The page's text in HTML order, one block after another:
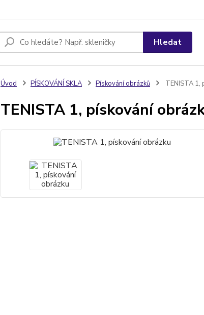
Hledat
Úvod PÍSKOVÁNÍ SKLA Pískování obrázků TENISTA 1,
TENISTA 1, pískování